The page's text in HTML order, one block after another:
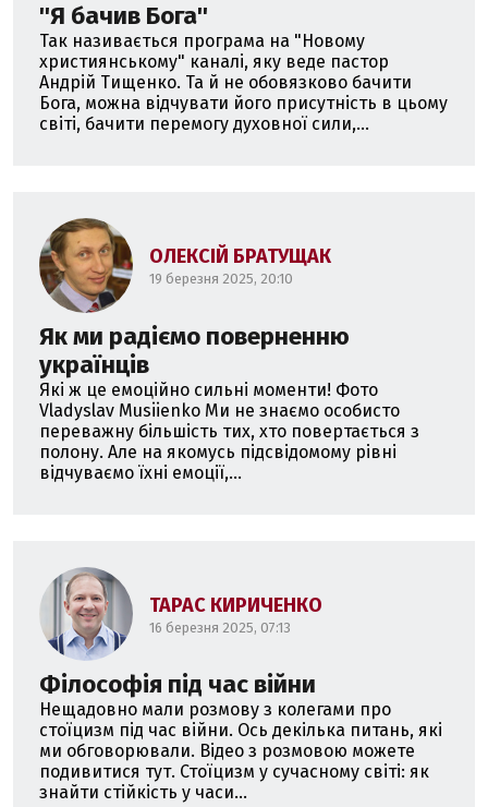
''Я бачив Бога''
Так називається програма на "Новому
християнському" каналі, яку веде пастор
Андрій Тищенко. Та й не обовязково бачити
Бога, можна відчувати його присутність в цьому
світі, бачити перемогу духовної сили,...
ОЛЕКСІЙ БРАТУЩАК
19 березня 2025, 20:10
Як ми радіємо поверненню
українців
Які ж це емоційно сильні моменти! Фото
Vladyslav Musiienko Ми не знаємо особисто
переважну більшість тих, хто повертається з
полону. Але на якомусь підсвідомому рівні
відчуваємо їхні емоції,...
ТАРАС КИРИЧЕНКО
16 березня 2025, 07:13
Філософія під час війни
Нещадовно мали розмову з колегами про
стоїцизм під час війни. Ось декілька питань, які
ми обговорювали. Відео з розмовою можете
подивитися тут. Стоїцизм у сучасному світі: як
знайти стійкість у часи...